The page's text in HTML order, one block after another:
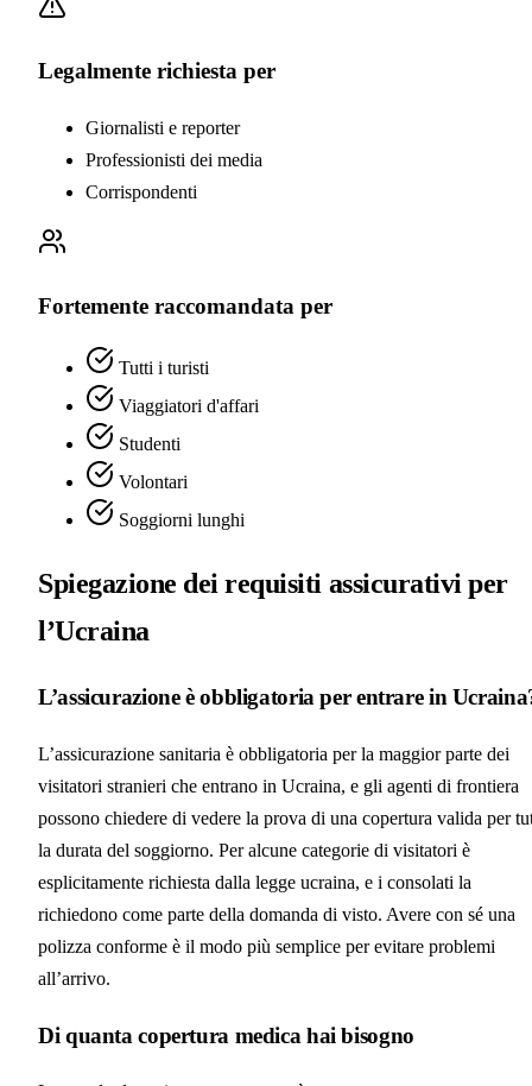
Legalmente richiesta per
Giornalisti e reporter
Professionisti dei media
Corrispondenti
Fortemente raccomandata per
Tutti i turisti
Viaggiatori d'affari
Studenti
Volontari
Soggiorni lunghi
Spiegazione dei requisiti assicurativi per
l’Ucraina
L’assicurazione è obbligatoria per entrare in
L’assicurazione sanitaria è obbligatoria per la maggior parte dei
visitatori stranieri che entrano in Ucraina, e gli agenti di frontiera
possono chiedere di vedere la prova di una copertura valida per
la durata del soggiorno. Per alcune categorie di visitatori è
esplicitamente richiesta dalla legge ucraina, e i consolati la
richiedono come parte della domanda di visto. Avere con sé una
polizza conforme è il modo più semplice per evitare problemi
all’arrivo.
Di quanta copertura medica hai bisogno